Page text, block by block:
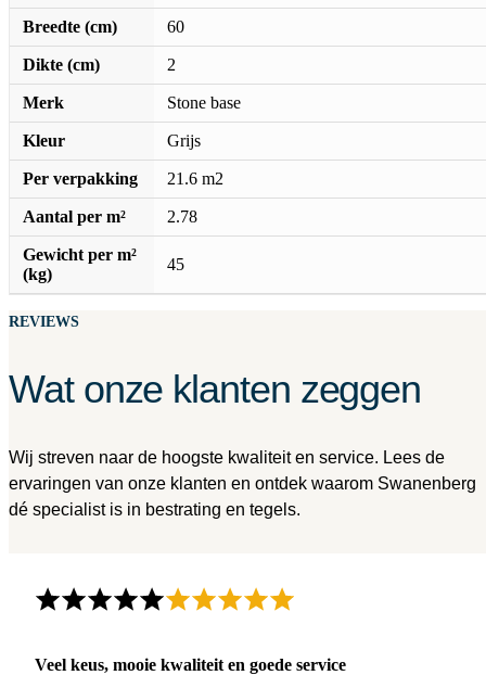
Breedte (cm) 60
Dikte (cm) 2
Merk Stone base
Kleur Grijs
Per verpakking 21.6 m2
Aantal per m² 2.78
Gewicht per m²
(kg)
45
REVIEWS
Wat onze klanten zeggen
Wij streven naar de hoogste kwaliteit en service. Lees de
ervaringen van onze klanten en ontdek waarom Swanenberg
dé specialist is in bestrating en tegels.
Veel keus, mooie kwaliteit en goede service